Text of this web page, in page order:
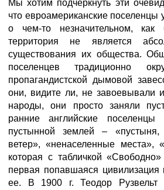
Мы хотим подчеркнуть эти
что евроамериканские поселенцы
о чем-то незначительном, как
территория не является
существования их общества.
поселенцев традиционно
пропагандистской дымовой
они, видите ли, не завоевывали
народы, они просто заняли
ранние английские поселенцы
пустынной землей – «пустыня,
ветер», «ненаселенные места»,
которая с табличкой
первая попавшаяся
ее. В 1900 г. Теодор Рузвельт